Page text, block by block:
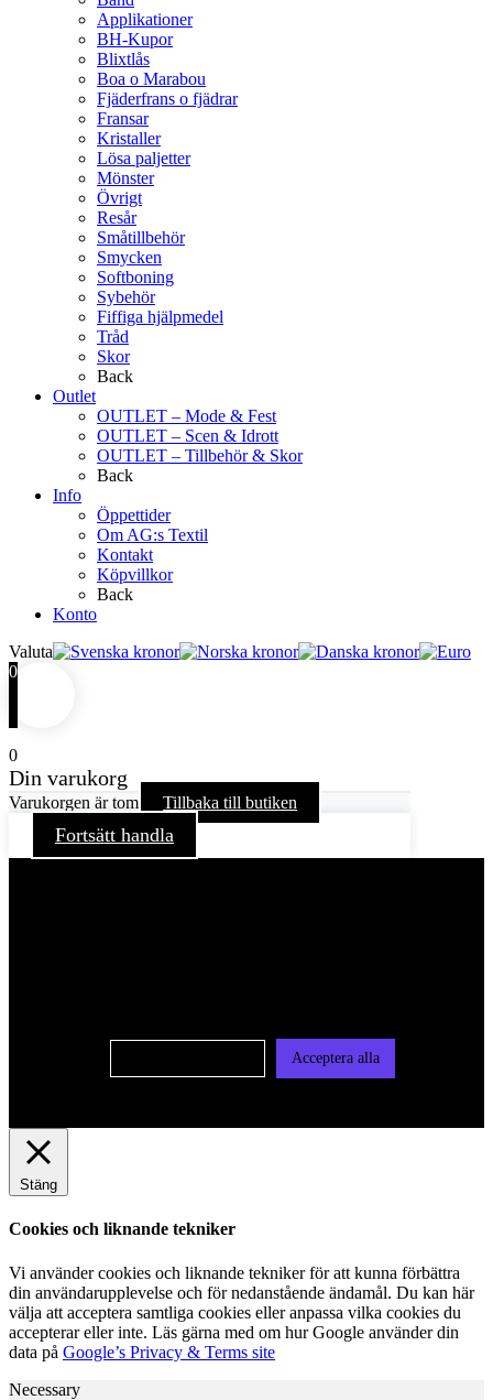
Applikationer
BH-Kupor
Blixtlås
Boa o Marabou
Fjäderfrans o fjädrar
Fransar
Kristaller
Lösa paljetter
Mönster
Övrigt
Resår
Småtillbehör
Smycken
Softboning
Sybehör
Fiffiga hjälpmedel
Tråd
Skor
Back
Outlet
OUTLET – Mode & Fest
OUTLET – Scen & Idrott
OUTLET – Tillbehör & Skor
Back
Info
Öppettider
Om AG:s Textil
Kontakt
Köpvillkor
Back
Konto
Valuta
0
0
Din varukorg
Varukorgen är tom Tillbaka till butiken
Fortsätt handla
Acceptera alla
Stäng
Cookies och liknande tekniker
Vi använder cookies och liknande tekniker för att kunna förbättra
din användarupplevelse och för nedanstående ändamål. Du kan här
välja att acceptera samtliga cookies eller anpassa vilka cookies du
accepterar eller inte. Läs gärna med om hur Google använder din
data på Google’s Privacy & Terms site
Necessary